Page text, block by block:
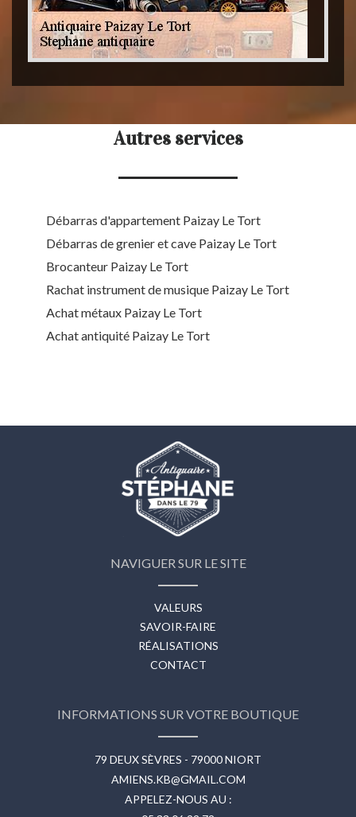
Autres services
Débarras d'appartement Paizay Le Tort
Débarras de grenier et cave Paizay Le Tort
Brocanteur Paizay Le Tort
Rachat instrument de musique Paizay Le Tort
Achat métaux Paizay Le Tort
Achat antiquité Paizay Le Tort
NAVIGUER SUR LE SITE
VALEURS
SAVOIR-FAIRE
RÉALISATIONS
CONTACT
INFORMATIONS SUR VOTRE BOUTIQUE
79 DEUX SÈVRES - 79000 NIORT
AMIENS.KB@GMAIL.COM
APPELEZ-NOUS AU :